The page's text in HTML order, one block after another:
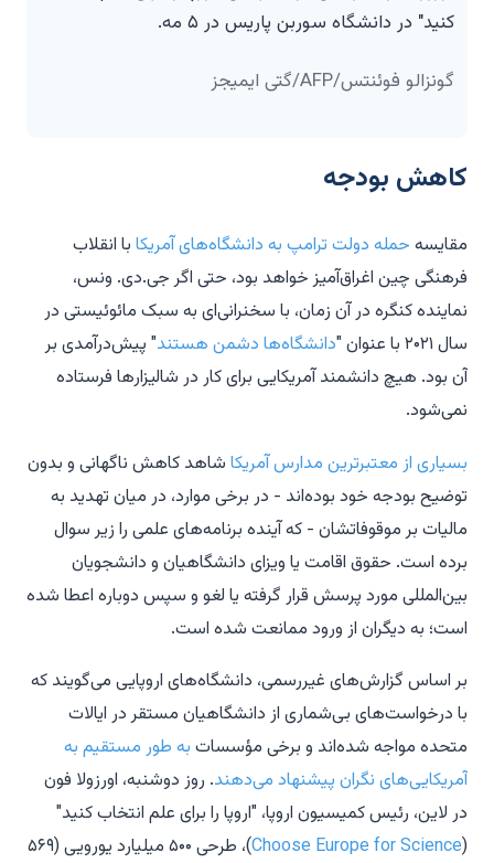
کنید" در دانشگاه سوربن پاریس در ۵ مه.
گونزالو فوئنتس/AFP/گتی ایمیجز
کاهش بودجه
مقایسه حمله دولت ترامپ به دانشگاه‌های آمریکا با انقلاب
فرهنگی چین اغراق‌آمیز خواهد بود، حتی اگر جی.دی. ونس،
نماینده کنگره در آن زمان، با سخنرانی‌ای به سبک مائوئیستی در
سال ۲۰۲۱ با عنوان "
دانشگاه‌ها دشمن هستند" پیش‌درآمدی بر
آن بود. هیچ دانشمند آمریکایی برای کار در شالیزارها فرستاده
نمی‌شود.
بسیاری از معتبرترین مدارس آمریکا شاهد کاهش ناگهانی و بدون
توضیح بودجه خود بوده‌اند - در برخی موارد، در میان تهدید به
مالیات بر موقوفاتشان - که آینده برنامه‌های علمی را زیر سوال
برده است. حقوق اقامت یا ویزای دانشگاهیان و دانشجویان
بین‌المللی مورد پرسش قرار گرفته یا لغو و سپس دوباره اعطا شده
است؛ به دیگران از ورود ممانعت شده است.
بر اساس گزارش‌های غیررسمی، دانشگاه‌های اروپایی می‌گویند که
با درخواست‌های بی‌شماری از دانشگاهیان مستقر در ایالات
متحده مواجه شده‌اند و برخی مؤسسات به طور مستقیم به
آمریکایی‌های نگران پیشنهاد می‌دهند. روز دوشنبه، اورزولا فون
در لاین، رئیس کمیسیون اروپا، "اروپا را برای علم انتخاب کنید"
(
Choose Europe for Science
)، طرحی ۵۰۰ میلیارد یورویی (۵۶۹